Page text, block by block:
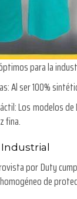
para la
Al ser 100%
Los modelos
fina.
por Duty
de